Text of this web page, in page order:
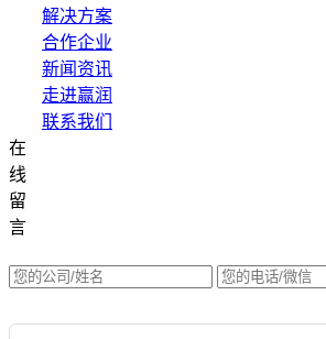
解决方案
合作企业
新闻资讯
走进赢润
联系我们
在
线
留
言